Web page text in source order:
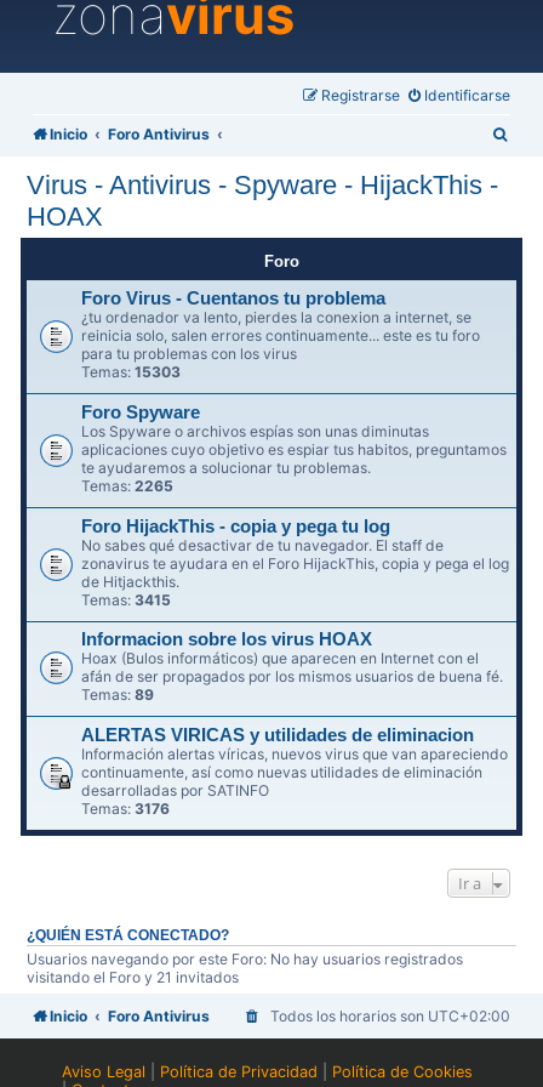
zonavirus
Identificarse
Registrarse
Inicio Foro Antivirus
Virus - Antivirus - Spyware - HijackThis -
HOAX
Foro
Foro Virus - Cuentanos tu problema
¿tu ordenador va lento, pierdes la conexion a internet, se
reinicia solo, salen errores continuamente... este es tu foro
para tu problemas con los virus
Temas:15303
Foro Spyware
Los Spyware o archivos espías son unas diminutas
aplicaciones cuyo objetivo es espiar tus habitos, preguntamos
te ayudaremos a solucionar tu problemas.
Temas:2265
Foro HijackThis - copia y pega tu log
No sabes qué desactivar de tu navegador. El staff de
zonavirus te ayudara en el Foro HijackThis, copia y pega el log
de Hitjackthis.
Temas: 3415
Informacion sobre los virus HOAX
Hoax (Bulos informáticos) que aparecen en Internet con el
afán de ser propagados por los mismos usuarios de buena fé.
Temas:89
ALERTAS VIRICAS y utilidades de eliminacion
Información alertas víricas, nuevos virus que van apareciendo
continuamente, así como nuevas utilidades de eliminación
desarrolladas por SATINFO
Temas:3176
Ir a
¿QUIÉN ESTÁ CONECTADO?
Usuarios navegando por este Foro: No hay usuarios registrados
visitando el Foro y 21 invitados
Inicio Foro Antivirus Todos los horarios son UTC+02:00
Aviso Legal Política de Privacidad
Política de Cookies